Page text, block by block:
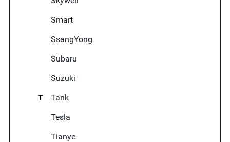
Smart
SsangYong
Subaru
Suzuki
T
Tank
Tesla
Tianye